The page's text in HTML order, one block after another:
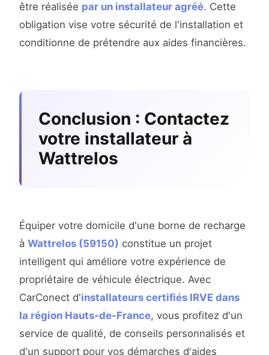
être réalisée par un installateur agréé. Cette
obligation vise votre sécurité de l'installation et
conditionne de prétendre aux aides financières.
Conclusion : Contactez
votre installateur à
Wattrelos
Équiper votre domicile d'une borne de recharge
à Wattrelos (59150) constitue un projet
intelligent qui améliore votre expérience de
propriétaire de véhicule électrique. Avec
CarConect d'installateurs certifiés IRVE dans
la région Hauts-de-France, vous profitez d'un
service de qualité, de conseils personnalisés et
d'un support pour vos démarches d'aides